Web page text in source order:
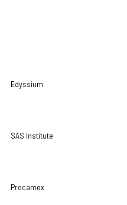
Edyssium
SAS Institute
Procamex